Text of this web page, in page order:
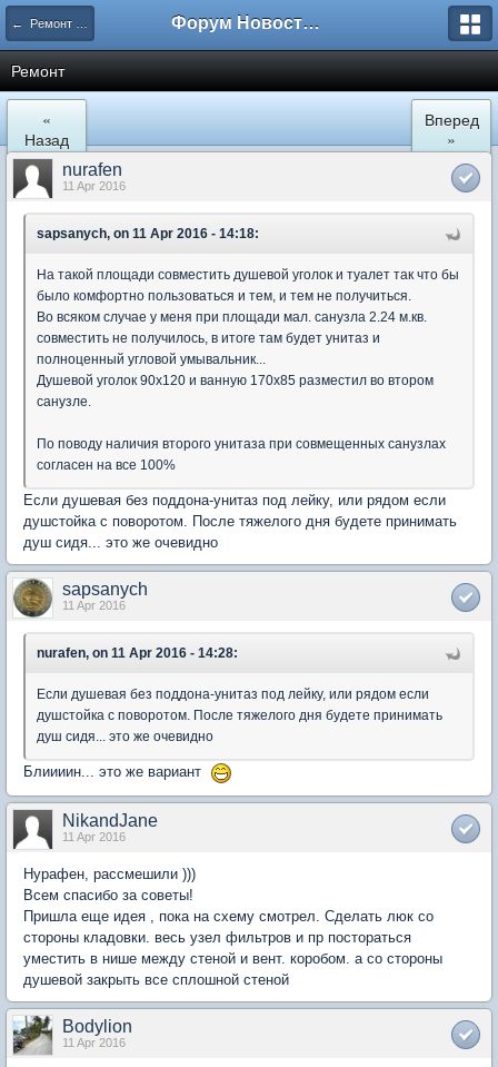
← Ремонт и обустройство Форум Новостройки
Ремонт
«
Назад
Вперед
»
nurafen
11 Apr 2016
sapsanych, on 11 Apr 2016 - 14:18:
На такой площади совместить душевой уголок и туалет так что бы
было комфортно пользоваться и тем, и тем не получиться.
Во всяком случае у меня при площади мал. санузла 2.24 м.кв.
совместить не получилось, в итоге там будет унитаз и
полноценный угловой умывальник...
Душевой уголок 90х120 и ванную 170х85 разместил во втором
санузле.
По поводу наличия второго унитаза при совмещенных санузлах
согласен на все 100%
Если душевая без поддона-унитаз под лейку, или рядом если
душстойка с поворотом. После тяжелого дня будете принимать
душ сидя... это же очевидно
sapsanych
11 Apr 2016
nurafen, on 11 Apr 2016 - 14:28:
Если душевая без поддона-унитаз под лейку, или рядом если
душстойка с поворотом. После тяжелого дня будете принимать
душ сидя... это же очевидно
Блиииин... это же вариант
NikandJane
11 Apr 2016
Нурафен, рассмешили )))
Всем спасибо за советы!
Пришла еще идея , пока на схему смотрел. Сделать люк со
стороны кладовки. весь узел фильтров и пр постораться
уместить в нише между стеной и вент. коробом. а со стороны
душевой закрыть все сплошной стеной
Bodylion
11 Apr 2016